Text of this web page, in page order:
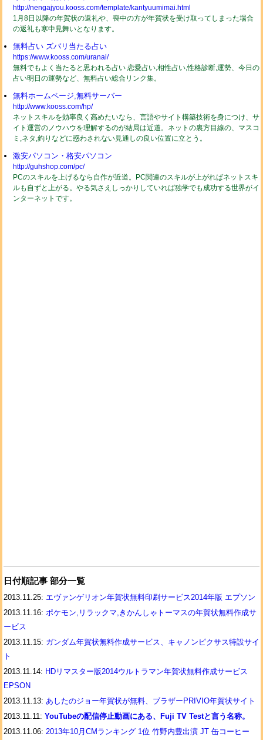
http://nengajyou.kooss.com/template/kantyuumimai.html
1月8日以降の年賀状の返礼や、喪中の方が年賀状を受け取ってしまった場合
の返礼も寒中見舞いとなります。
無料占い ズバリ当たる占い
https://www.kooss.com/uranai/
無料でもよく当たると思われる占い 恋愛占い,相性占い,性格診断,運勢、今日の
占い明日の運勢など、無料占い総合リンク集。
無料ホームページ,無料サーバー
http://www.kooss.com/hp/
ネットスキルを効率良く高めたいなら、言語やサイト構築技術を身につけ、サ
イト運営のノウハウを理解するのが結局は近道。ネットの裏方目線の、マスコ
ミ,ネタ,釣りなどに惑わされない見通しの良い位置に立とう。
激安パソコン・格安パソコン
http://guhshop.com/pc/
PCのスキルを上げるなら自作が近道。PC関連のスキルが上がればネットスキ
ルも自ずと上がる。やる気さえしっかりしていれば独学でも成功する世界がイ
ンターネットです。
日付順記事 部分一覧
2013.11.25: エヴァンゲリオン年賀状無料印刷サービス2014年版 エプソン
2013.11.16: ポケモン,リラックマ,きかんしゃトーマスの年賀状無料作成サ
ービス
2013.11.15: ガンダム年賀状無料作成サービス、キャノンピクサス特設サイ
ト
2013.11.14: HDリマスター版2014ウルトラマン年賀状無料作成サービス
EPSON
2013.11.13: あしたのジョー年賀状が無料、ブラザーPRIVIO年賀状サイト
2013.11.11: YouTubeの配信停止動画にある、Fuji TV Testと言う名称。
2013.11.06: 2013年10月CMランキング 1位 竹野内豊出演 JT 缶コーヒー